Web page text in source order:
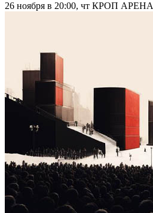
26 ноября в 20:00, чт КРОП АРЕНА